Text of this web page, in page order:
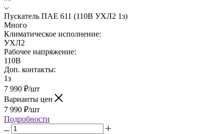
Пускатель ПАЕ 611 (110В УХЛ2 1з)
Много
Климатическое исполнение:
УХЛ2
Рабочее напряжение:
110В
Доп. контакты:
1з
7 990 ₽/шт
Варианты цен
7 990 ₽/шт
Подробности